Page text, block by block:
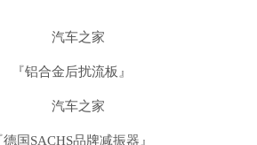
『铝合金后扰流板』
德国SACHS品牌减振器』